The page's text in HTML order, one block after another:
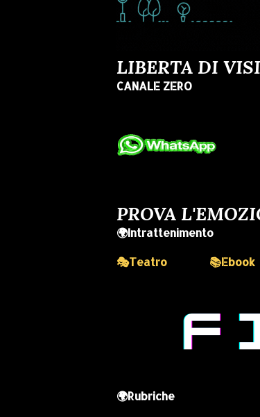
LIBERTA DI
CANALE ZERO
PROVA
🌍Intrattenimento
🎭Teatro
📚Ebook
🌍Rubriche